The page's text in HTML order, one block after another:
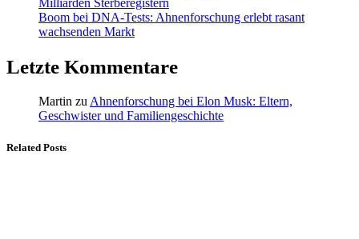
Boom bei DNA-Tests: Ahnenforschung erlebt rasant
wachsenden Markt
Letzte Kommentare
Martin zu Ahnenforschung bei Elon Musk: Eltern,
Geschwister und Familiengeschichte
Related Posts